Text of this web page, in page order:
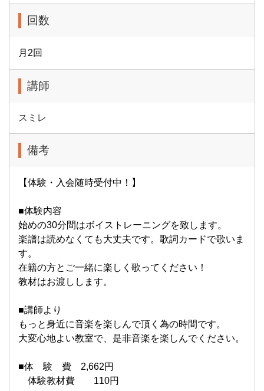
回数
月2回
講師
スミレ
備考
【体験・入会随時受付中！】
■体験内容
始めの30分間はボイストレーニングを致します。
楽譜は読めなくても大丈夫です。歌詞カードで歌いま
す。
在籍の方とご一緒に楽しく歌ってください！
教材はお渡しします。
■講師より
もっと身近に音楽を楽しんで頂く為の時間です。
大変心地よい教室で、是非音楽を楽しんでください。
■体 験 費 2,662円
体験教材費 110円